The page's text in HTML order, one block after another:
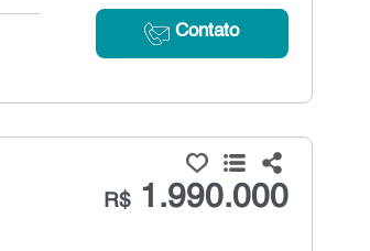
Contato
R$1.990.000